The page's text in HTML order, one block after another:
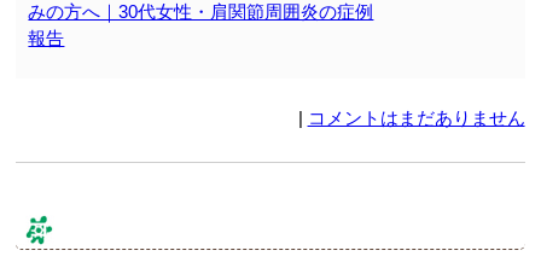
みの方へ｜30代女性・肩関節周囲炎の症例
報告
| コメントはまだありません
コメント & トラックバック